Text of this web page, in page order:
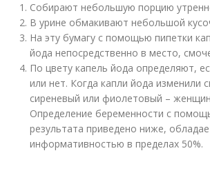
Собирают небольшую порцию
В урине обмакивают небольшой
На эту бумагу с помощью пипетки
йода непосредственно в место,
По цвету капель йода определяют,
или нет. Когда капли йода изменили
сиреневый или фиолетовый –
Определение беременности с
результата приведено ниже,
информативностью в пределах 50%.